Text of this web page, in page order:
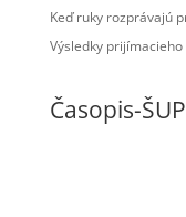
Keď ruky rozprávajú
Výsledky
Časopis-